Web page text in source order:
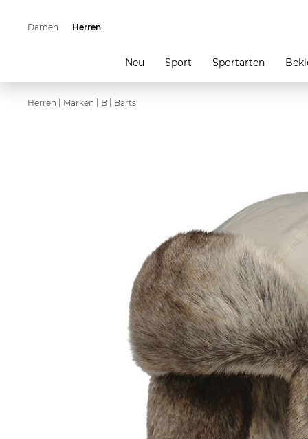
Damen Herren
Neu Sport Sportarten
Herren Marken B Barts